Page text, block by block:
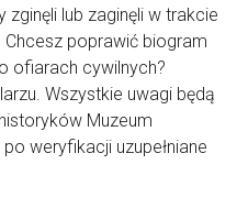
lub zaginęli w trakcie
poprawić biogram
ofiarach cywilnych?
Wszystkie uwagi będą
Muzeum
weryfikacji uzupełniane